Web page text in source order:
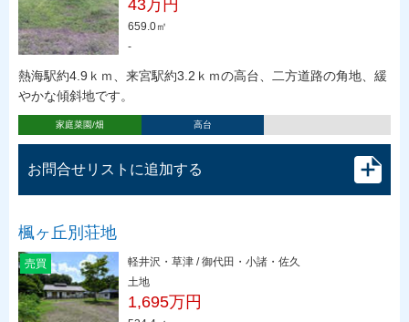
43万円
659.0㎡
-
熱海駅約4.9ｋｍ、来宮駅約3.2ｋｍの高台、二方道路の角地、緩
やかな傾斜地です。
家庭菜園/畑 高台
お問合せリストに追加する
楓ヶ丘別荘地
売買
軽井沢・草津 / 御代田・小諸・佐久
土地
1,695万円